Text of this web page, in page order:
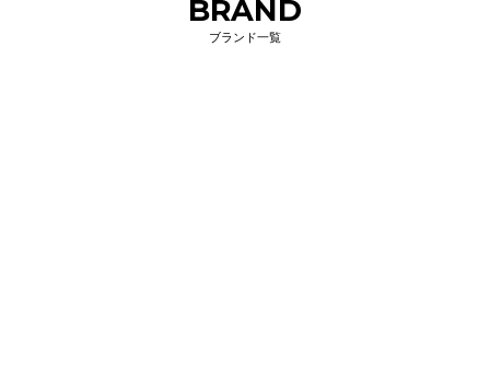
BRAND
ブランド一覧